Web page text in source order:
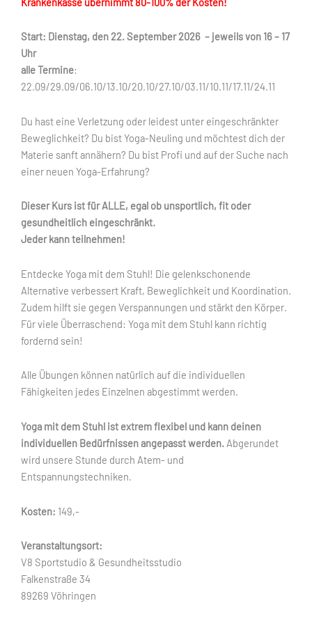
Start: Dienstag, den 22. September 2026 – jeweils von 16 – 17
Uhr
alle Termine:
22.09/29.09/06.10/13.10/20.10/27.10/03.11/10.11/17.11/24.11
Du hast eine Verletzung oder leidest unter eingeschränkter
Beweglichkeit? Du bist Yoga-Neuling und möchtest dich der
Materie sanft annähern? Du bist Profi und auf der Suche nach
einer neuen Yoga-Erfahrung?
Dieser Kurs ist für ALLE, egal ob unsportlich, fit oder
gesundheitlich eingeschränkt.
Jeder kann teilnehmen!
Entdecke Yoga mit dem Stuhl! Die gelenkschonende
Alternative verbessert Kraft, Beweglichkeit und Koordination.
Zudem hilft sie gegen Verspannungen und stärkt den Körper.
Für viele Überraschend: Yoga mit dem Stuhl kann richtig
fordernd sein!
Alle Übungen können natürlich auf die individuellen
Fähigkeiten jedes Einzelnen abgestimmt werden.
Yoga mit dem Stuhl ist extrem flexibel und kann deinen
individuellen Bedürfnissen angepasst werden. Abgerundet
wird unsere Stunde durch Atem- und
Entspannungstechniken.
Kosten: 149,-
Veranstaltungsort:
V8 Sportstudio & Gesundheitsstudio
Falkenstraße 34
89269 Vöhringen